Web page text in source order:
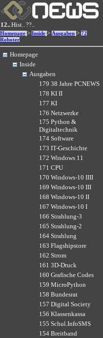
12..Hist..??..
Homepage > Inside > Ausgaben > 72
Roboter
Homepage
Inside
Ausgaben
179 38 Jahre PCNEWS
178 KI II
177 KI
176 Netzwerke
175 Python &
Digitaltechnik
174 Software
173 IT-Geschichte
172 Windows 11
171 CPU
170 Windows-10 IIII
169 Windows-10 III
168 Windows-10 II
167 Windows-10 I
166 Strahlung-3
165 Strahlung-2
164 Strahlung
163 Flagshipstore
162 Strom
161 3D-Druck
160 Grafische Codes
159 MicroPython
158 Bundesrat
157 Digital Society
156 Klassenkassa
155 Schul.InfoSMS
154 Breitband